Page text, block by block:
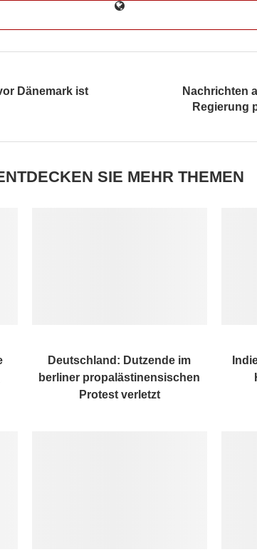
Dänemark ist
Nachrichten
Regierung
SIE MEHR THEMEN
Deutschland: Dutzende im
berliner propalästinensischen
Protest verletzt